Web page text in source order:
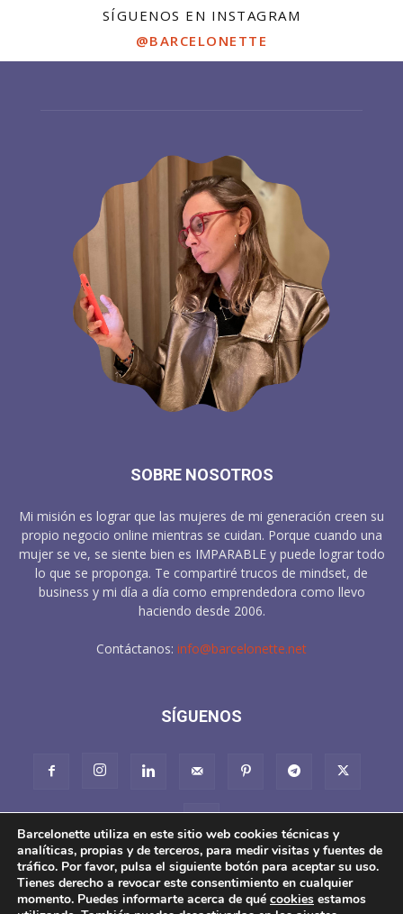
SÍGUENOS EN INSTAGRAM
@BARCELONETTE
SOBRE NOSOTROS
Mi misión es lograr que las mujeres de mi generación creen su
propio negocio online mientras se cuidan. Porque cuando una
mujer se ve, se siente bien es IMPARABLE y puede lograr todo
lo que se proponga. Te compartiré trucos de mindset, de
business y mi día a día como emprendedora como llevo
haciendo desde 2006.
Contáctanos: info@barcelonette.net
SÍGUENOS
About Aviso Legal Pol. Cookies
Condiciones de Venta
Pol. Privacidad en redes sociales
Barcelonette utiliza en este sitio web cookies técnicas y
analíticas, propias y de terceros, para medir visitas y fuentes de
tráfico. Por favor, pulsa el siguiente botón para aceptar su uso.
Tienes derecho a revocar este consentimiento en cualquier
momento. Puedes informarte acerca de qué cookies estamos